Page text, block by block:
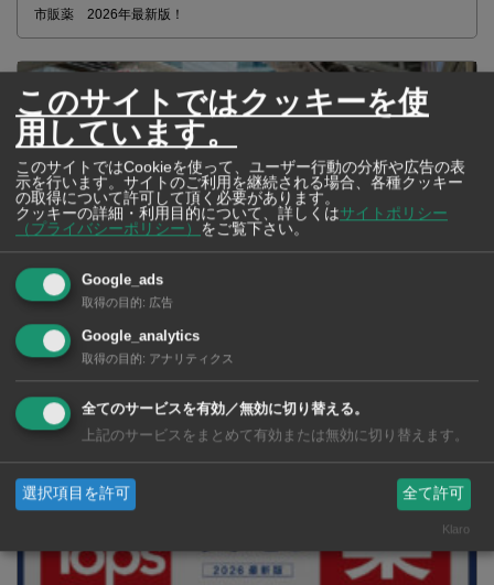
市販薬 2026年最新版！
2026年版 タイの鉄道事情 電車でGO！
このサイトではクッキーを使
用しています。
このサイトではCookieを使って、ユーザー行動の分析や広告の表
示を行います。サイトのご利用を継続される場合、各種クッキー
の取得について許可して頂く必要があります。
クッキーの詳細・利用目的について、詳しくはサイトポリシー
（プライバシーポリシー）
をご覧下さい。
Google_ads
取得の目的: 広告
Google_analytics
取得の目的: アナリティクス
全てのサービスを有効／無効に切り替える。
上記のサービスをまとめて有効または無効に切り替えます。
選択項目を許可 全て許可
Klaro